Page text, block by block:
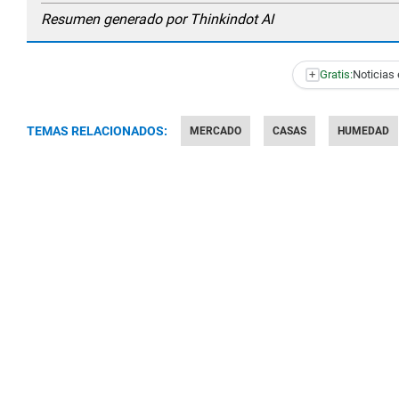
Resumen generado por Thinkindot AI
+ Gratis:Noticias
TEMAS RELACIONADOS: MERCADO CASAS HUMEDAD